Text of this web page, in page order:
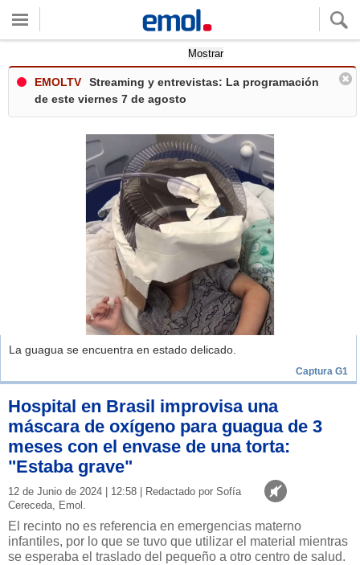
Mostrar
EMOLTV
Streaming y entrevistas: La programación
de este viernes 7 de agosto
La guagua se encuentra en estado delicado.
Captura G1
Hospital en Brasil improvisa una
máscara de oxígeno para guagua de 3
meses con el envase de una torta:
"Estaba grave"
12 de Junio de 2024 | 12:58 | Redactado por Sofía
Cereceda, Emol.
El recinto no es referencia en emergencias materno
infantiles, por lo que se tuvo que utilizar el material mientras
se esperaba el traslado del pequeño a otro centro de salud.